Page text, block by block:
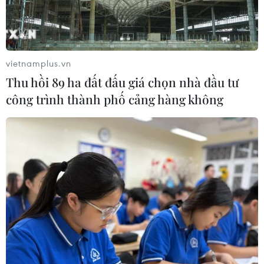
Trại Hè Việt Nam: Kết nối cộng đồng
người Việt Nam ở nước ngoài với quê
hương
24/07/2026 15:01
Ra mắt Mạng lưới Tri thức Việt Nam
đầu tiên tại New Zealand
Trại hè Việt Nam 2026: Trải nghiệm
thú vị, gắn kết cội nguồn
23/07/2026 12:53
vietnamplus.vn
Thu hồi 89 ha đất đấu giá chọn nhà đầu tư
công trình thành phố cảng hàng không